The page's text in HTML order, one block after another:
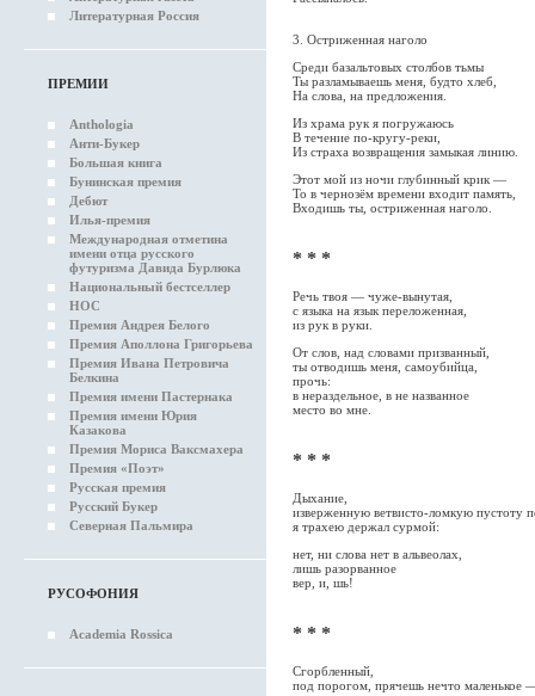
Литературная Россия
ПРЕМИИ
Anthologia
Анти-Букер
Большая книга
Бунинская премия
Дебют
Илья-премия
Международная отметина
имени отца русского
футуризма Давида Бурлюка
Национальный бестселлер
НОС
Премия Андрея Белого
Премия Аполлона Григорьева
Премия Ивана Петровича
Белкина
Премия имени Пастернака
Премия имени Юрия
Казакова
Премия Мориса Ваксмахера
Премия «Поэт»
Русская премия
Русский Букер
Северная Пальмира
РУСОФОНИЯ
Academia Rossica
3. Остриженная наголо
Среди базальтовых столбов тьмы
Ты разламываешь меня, будто хлеб,
На слова, на предложения.
Из храма рук я погружаюсь
В течение по-кругу-реки,
Из страха возвращения замыкая линию.
Этот мой из ночи глубинный крик —
То в чернозём времени входит память,
Входишь ты, остриженная наголо.
* * *
Речь твоя — чуже-вынутая,
с языка на язык переложенная,
из рук в руки.
От слов, над словами призванный,
ты отводишь меня, самоубийца,
прочь:
в нераздельное, в не названное
место во мне.
* * *
Дыхание,
изверженную ветвисто-ломкую пустоту
я трахею держал сурмой:
нет, ни слова нет в альвеолах,
лишь разорванное
вер, и, шь!
* * *
Сгорбленный,
под порогом, прячешь нечто маленькое